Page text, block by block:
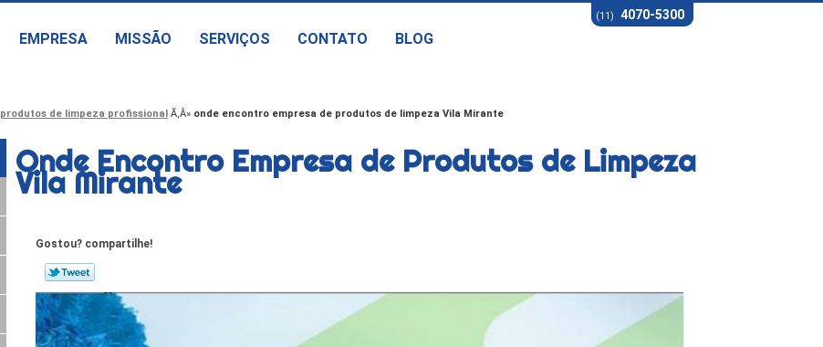
EMPRESA MISSÃO SERVIÇOS CONTATO BLOG
(11) 4070-5300
produtos de limpeza profissional onde encontro empresa de produtos de limpeza Vila Mirante
Onde Encontro Empresa de Produtos de Limpeza
Vila Mirante
Gostou? compartilhe!